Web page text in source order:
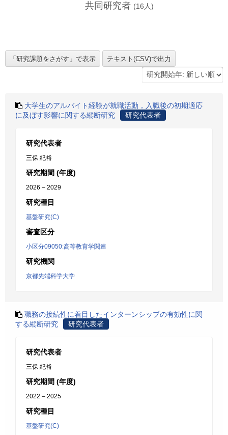
共同研究者 (16 人)
大学生のアルバイト経験が就職活動，入職後の初期適応
に及ぼす影響に関する縦断研究
研究代表者
研究代表者
三保 紀裕
研究期間 (年度)
2026 – 2029
研究種目
基盤研究(C)
審査区分
小区分09050:高等教育学関連
研究機関
京都先端科学大学
職務の接続性に着目したインターンシップの有効性に関
する縦断研究
研究代表者
研究代表者
三保 紀裕
研究期間 (年度)
2022 – 2025
研究種目
基盤研究(C)